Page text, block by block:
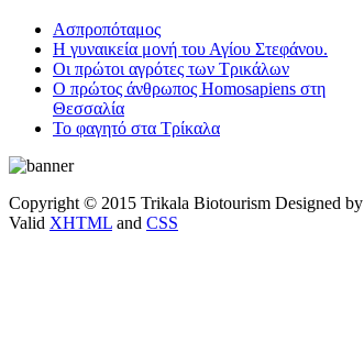
Ασπροπόταμος
Η γυναικεία μονή του Αγίου Στεφάνου.
Οι πρώτοι αγρότες των Τρικάλων
Ο πρώτος άνθρωπος Homosapiens στη
Θεσσαλία
Το φαγητό στα Τρίκαλα
Copyright © 2015 Trikala Biotourism Designed by
Valid XHTML and CSS